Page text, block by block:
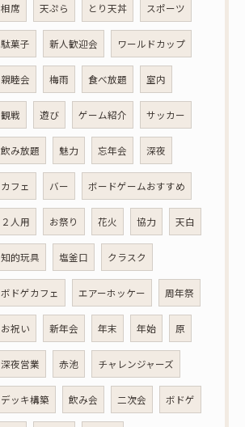
相席 天ぷら とり天丼 スポーツ
駄菓子 新人歓迎会 ワールドカップ
親睦会 梅雨 食べ放題 室内
観戦 遊び ゲーム紹介 サッカー
飲み放題 魅力 忘年会 深夜
カフェ バー ボードゲームおすすめ
２人用 お祭り 花火 協力 天白
知的玩具 塩釜口 クラスク
ボドゲカフェ エアーホッケー 周年祭
お祝い 新年会 年末 年始 原
深夜営業 赤池 チャレンジャーズ
デッキ構築 飲み会 二次会 ボドゲ